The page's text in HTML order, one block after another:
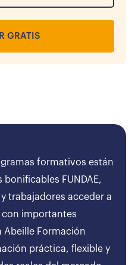
GRATIS
formativos están
FUNDAE,
trabajadores acceder a
importantes
Abeille Formación
práctica, flexible y